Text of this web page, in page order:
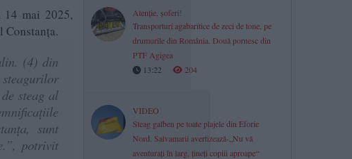
mai 2025,
(4) din
steag al
sunt
potrivit
Atenție, șoferi!
Transporturi agabaritice de zeci de tone, pe
drumurile din România. Două pornesc din
PTF Agigea
13:22
204
VIDEO
Steag galben pe toate plajele din Eforie
Nord. Salvamarii avertizează-„Nu vă
aventurați în larg, țineți copiii aproape“